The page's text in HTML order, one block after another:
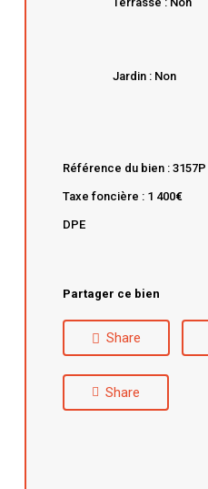
Jardin : Non
Référence du bien : 3157P
Taxe foncière : 1 400€
DPE
Partager ce bien
Share
Share